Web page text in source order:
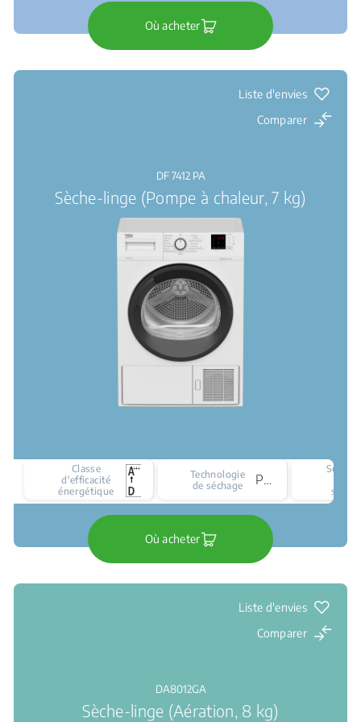
Où acheter
Liste d'envies
Comparer
DF 7412 PA
Sèche-linge (Pompe à chaleur, 7 kg)
Classe
d'efficacité
énergétique
Technologie
de séchage
Pompe à chaleur
sonde
Où acheter
Liste d'envies
Comparer
DA8012GA
Sèche-linge (Aération, 8 kg)